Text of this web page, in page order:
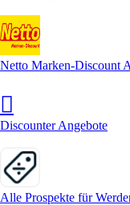
Netto Marken-Discount
Discounter Angebote
Alle Prospekte für